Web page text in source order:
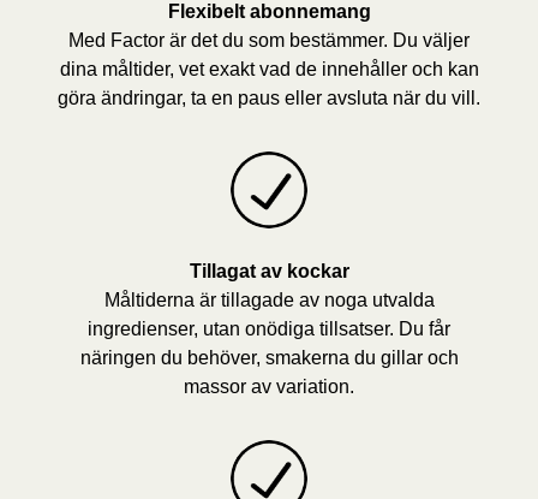
Flexibelt abonnemang
Med Factor är det du som bestämmer. Du väljer
dina måltider, vet exakt vad de innehåller och kan
göra ändringar, ta en paus eller avsluta när du vill.
Tillagat av kockar
Måltiderna är tillagade av noga utvalda
ingredienser, utan onödiga tillsatser. Du får
näringen du behöver, smakerna du gillar och
massor av variation.